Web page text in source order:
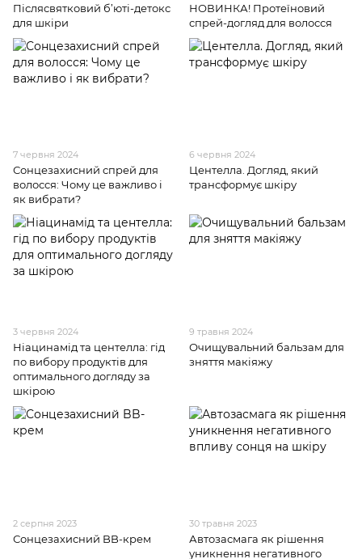
Післясвятковий б’юті-детокс
для шкіри
НОВИНКА! Протеїновий
спрей-догляд для волосся
7 червня 2024
Сонцезахисний спрей для
волосся: Чому це важливо і
як вибрати?
6 червня 2024
Центелла. Догляд, який
трансформує шкіру
3 червня 2024
Ніацинамід та центелла: гід
по вибору продуктів для
оптимального догляду за
шкірою
9 травня 2024
Очищувальний бальзам для
зняття макіяжу
2 серпня 2023
Сонцезахисний BB-крем
30 травня 2023
Автозасмага як рішення
уникнення негативного